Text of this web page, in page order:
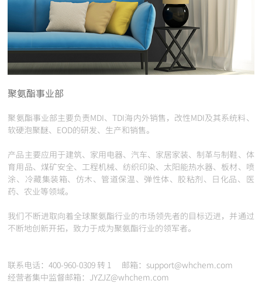
聚氨酯事业部
聚氨酯事业部主要负责MDI、TDI海内外销售，改性MDI及其系统料、
软硬泡聚醚、EOD的研发、生产和销售。
产品主要应用于建筑、家用电器、汽车、家居家装、制革与制鞋、体
育用品、煤矿安全、工程机械、纺织印染、太阳能热水器、板材、喷
涂、冷藏集装箱、仿木、管道保温、弹性体、胶粘剂、日化品、医
药、农业等领域。
我们不断进取向着全球聚氨酯行业的市场领先者的目标迈进，并通过
不断地创新开拓，致力于成为聚氨酯行业的领军者。
联系电话：400-960-0309 转 1 邮箱：support@whchem.com
经营者集中监督邮箱：JYZJZ@whchem.com